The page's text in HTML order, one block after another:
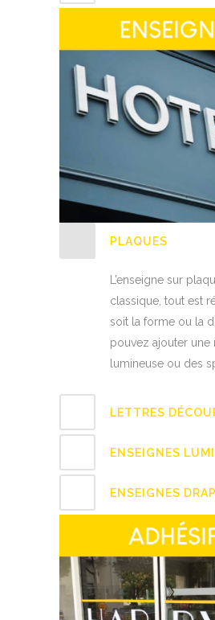
PLAQUES
L’enseigne sur
classique, tout est
soit la forme ou la
pouvez ajouter une
lumineuse ou des
LETTRES
ENSEIGNES
ENSEIGNES